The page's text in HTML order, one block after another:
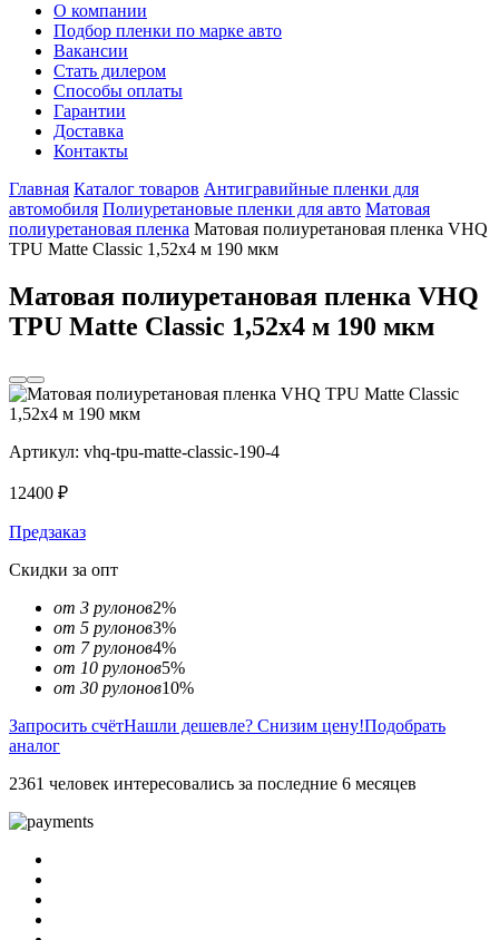
О компании
Подбор пленки по марке авто
Вакансии
Стать дилером
Способы оплаты
Гарантии
Доставка
Контакты
Главная Каталог товаров Антигравийные пленки для
автомобиля Полиуретановые пленки для авто Матовая
полиуретановая пленка Матовая полиуретановая пленка VHQ
TPU Matte Classic 1,52х4 м 190 мкм
Матовая полиуретановая пленка VHQ
TPU Matte Classic 1,52х4 м 190 мкм
Артикул: vhq-tpu-matte-сlassic-190-4
12400 ₽
Предзаказ
Скидки за опт
от 3 рулонов2%
от 5 рулонов3%
от 7 рулонов4%
от 10 рулонов5%
от 30 рулонов10%
Запросить счётНашли дешевле? Снизим цену!Подобрать
аналог
2361 человек интересовались за последние 6 месяцев